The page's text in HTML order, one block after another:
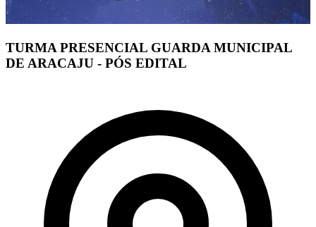
TURMA PRESENCIAL GUARDA MUNICIPAL
DE ARACAJU - PÓS EDITAL